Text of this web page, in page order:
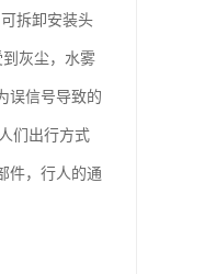
拆卸安装头
灰尘，水雾
误信号导致的
们出行方式
件，行人的通